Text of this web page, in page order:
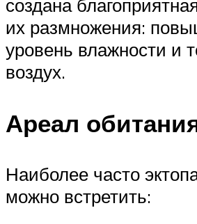
создана
их размножения:
уровень влажности и
воздух.
Ареал
Наиболее часто
можно встретить: